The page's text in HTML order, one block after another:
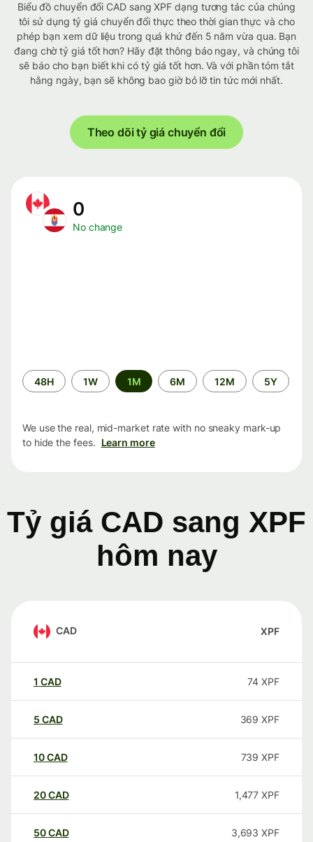
Biểu đồ chuyển đổi CAD sang XPF dạng tương tác của chúng
tôi sử dụng tỷ giá chuyển đổi thực theo thời gian thực và cho
phép bạn xem dữ liệu trong quá khứ đến 5 năm vừa qua. Bạn
đang chờ tỷ giá tốt hơn? Hãy đặt thông báo ngay, và chúng tôi
sẽ báo cho bạn biết khi có tỷ giá tốt hơn. Và với phần tóm tắt
hằng ngày, bạn sẽ không bao giờ bỏ lỡ tin tức mới nhất.
Theo dõi tỷ giá chuyển đổi
0
No change
Time
period
48H 1W 1M 6M 12M 5Y
We use the real, mid-market rate with no sneaky mark-up
to hide the fees. Learn more
Tỷ giá CAD sang XPF
hôm nay
CAD XPF
1 CAD 74 XPF
5 CAD 369 XPF
10CAD 739 XPF
20CAD 1,477 XPF
50CAD 3,693 XPF